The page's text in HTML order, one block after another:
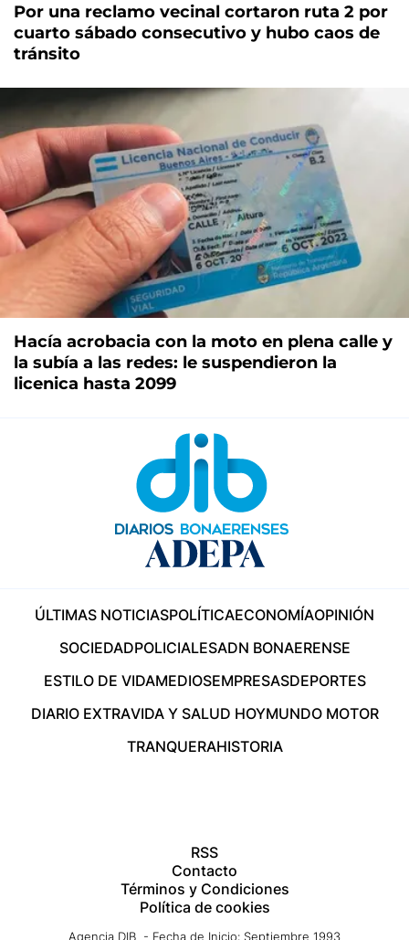
Por una reclamo vecinal cortaron ruta 2 por
cuarto sábado consecutivo y hubo caos de
tránsito
Hacía acrobacia con la moto en plena calle y
la subía a las redes: le suspendieron la
licenica hasta 2099
ÚLTIMAS NOTICIASPOLÍTICAECONOMÍAOPINIÓN
SOCIEDADPOLICIALESADN BONAERENSE
ESTILO DE VIDAMEDIOSEMPRESASDEPORTES
DIARIO EXTRAVIDA Y SALUD HOYMUNDO MOTOR
TRANQUERAHISTORIA
RSS
Contacto
Términos y Condiciones
Política de cookies
Agencia DIB - Fecha de Inicio: Septiembre 1993